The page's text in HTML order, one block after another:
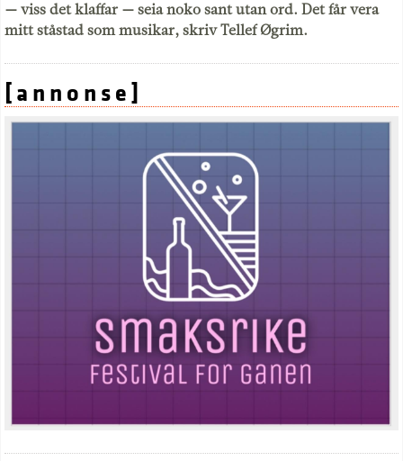
— viss det klaffar — seia noko sant utan ord. Det får vera
mitt ståstad som musikar, skriv Tellef Øgrim.
[ a n n o n s e ]